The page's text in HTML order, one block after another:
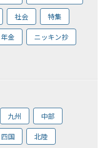
社会 特集
年金 ニッキン抄
九州 中部
国 北陸